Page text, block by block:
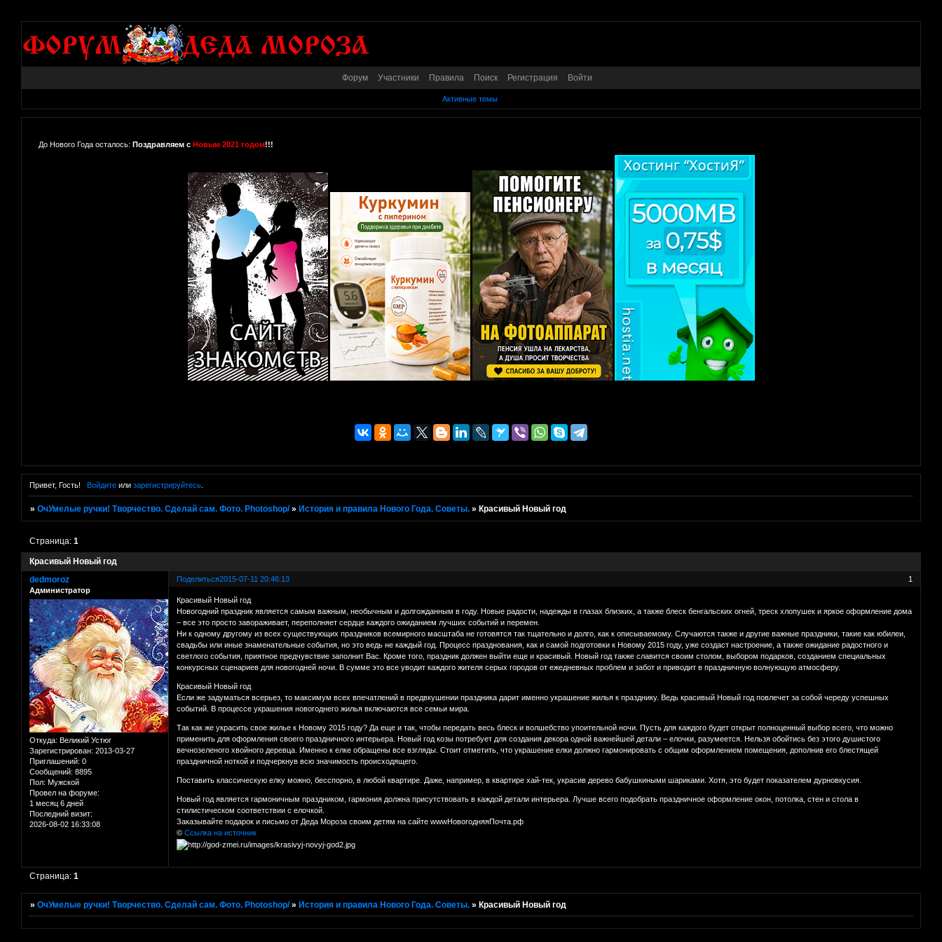
Форум Участники Правила Поиск Регистрация Войти
Активные темы
До Нового Года осталось: Поздравляем с Новым 2021 годом!!!
Привет, Гость! Войдитеили зарегистрируйтесь.
»ОчУмелые ручки! Творчество. Сделай сам. Фото. Photoshop/ » История и правила Нового Года. Советы. » Красивый Новый год
Красивый Новый год
Страница:1
Поделиться 1
2015-07-11 20:46:13
dedmoroz
Администратор
Откуда: Великий Устюг
Зарегистрирован: 2013-03-27
Приглашений: 0
Сообщений: 8895
Пол: Мужской
Провел на форуме:
1 месяц 6 дней
Последний визит:
2026-08-02 16:33:08
Красивый Новый год
Новогодний праздник является самым важным, необычным и долгожданным в году. Новые радости, надежды в глазах близких, а также блеск бенгальских огней, треск хлопушек и яркое оформление дома
– все это просто завораживает, переполняет сердце каждого ожиданием лучших событий и перемен.
Ни к одному другому из всех существующих праздников всемирного масштаба не готовятся так тщательно и долго, как к описываемому. Случаются также и другие важные праздники, такие как юбилеи,
свадьбы или иные знаменательные события, но это ведь не каждый год. Процесс празднования, как и самой подготовки к Новому 2015 году, уже создаст настроение, а также ожидание радостного и
светлого события, приятное предчувствие заполнит Вас. Кроме того, праздник должен выйти еще и красивый. Новый год также славится своим столом, выбором подарков, созданием специальных
конкурсных сценариев для новогодней ночи. В сумме это все уводит каждого жителя серых городов от ежедневных проблем и забот и приводит в праздничную волнующую атмосферу.
Красивый Новый год
Если же задуматься всерьез, то максимум всех впечатлений в предвкушении праздника дарит именно украшение жилья к празднику. Ведь красивый Новый год повлечет за собой череду успешных
событий. В процессе украшения новогоднего жилья включаются все семьи мира.
Так как же украсить свое жилье к Новому 2015 году? Да еще и так, чтобы передать весь блеск и волшебство упоительной ночи. Пусть для каждого будет открыт полноценный выбор всего, что можно
применить для оформления своего праздничного интерьера. Новый год козы потребует для создания декора одной важнейшей детали – елочки, разумеется. Нельзя обойтись без этого душистого
вечнозеленого хвойного деревца. Именно к елке обращены все взгляды. Стоит отметить, что украшение елки должно гармонировать с общим оформлением помещения, дополнив его блестящей
праздничной ноткой и подчеркнув всю значимость происходящего.
Поставить классическую елку можно, бесспорно, в любой квартире. Даже, например, в квартире хай-тек, украсив дерево бабушкиными шариками. Хотя, это будет показателем дурновкусия.
Новый год является гармоничным праздником, гармония должна присутствовать в каждой детали интерьера. Лучше всего подобрать праздничное оформление окон, потолка, стен и стола в
стилистическом соответствии с елочкой.
Заказывайте подарок и письмо от Деда Мороза своим детям на сайте wwwНовогодняяПочта.рф
©Ссылка на источник
Страница:1
»ОчУмелые ручки! Творчество. Сделай сам. Фото. Photoshop/ » История и правила Нового Года. Советы. » Красивый Новый год